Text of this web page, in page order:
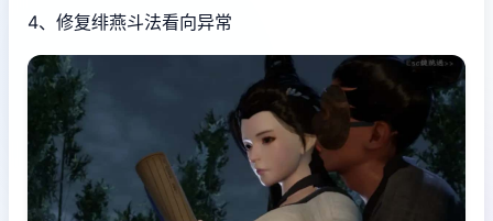
4、修复绯燕斗法看向异常